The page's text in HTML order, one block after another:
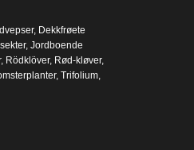
, Dekkfrøete
, Jordboende
, Rödklöver, Rød-kløver,
, Trifolium,